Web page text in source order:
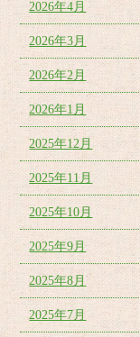
2026年4月
2026年3月
2026年2月
2026年1月
2025年12月
2025年11月
2025年10月
2025年9月
2025年8月
2025年7月